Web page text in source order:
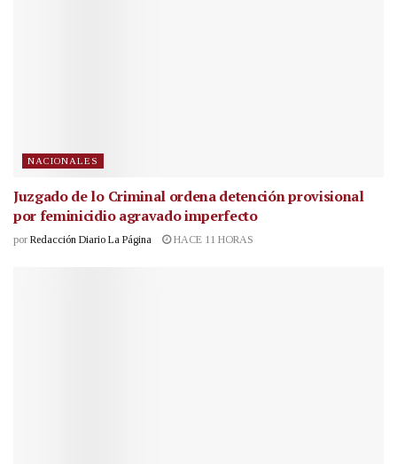
NACIONALES
Juzgado de lo Criminal ordena detención provisional
por feminicidio agravado imperfecto
por Redacción Diario La Página HACE 11 HORAS